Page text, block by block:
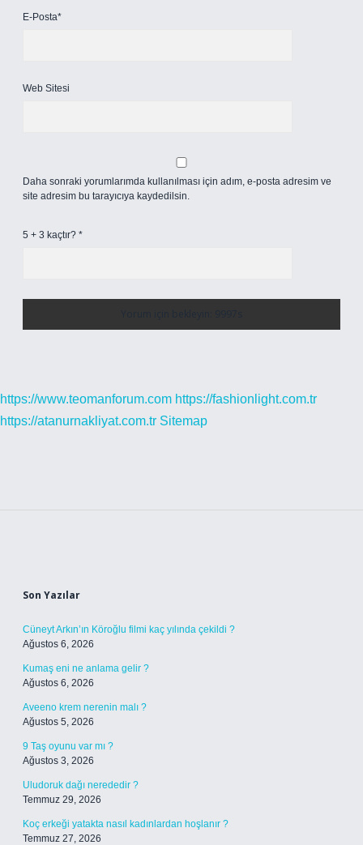
E-Posta*
Web Sitesi
Daha sonraki yorumlarımda kullanılması için adım, e-posta adresim ve
site adresim bu tarayıcıya kaydedilsin.
5 + 3 kaçtır? *
https://www.teomanforum.com https://fashionlight.com.tr
https://atanurnakliyat.com.tr Sitemap
Son Yazılar
Cüneyt Arkın’ın Köroğlu filmi kaç yılında çekildi ?
Ağustos 6, 2026
Kumaş eni ne anlama gelir ?
Ağustos 6, 2026
Aveeno krem nerenin malı ?
Ağustos 5, 2026
9 Taş oyunu var mı ?
Ağustos 3, 2026
Uludoruk dağı nerededir ?
Temmuz 29, 2026
Koç erkeği yatakta nasıl kadınlardan hoşlanır ?
Temmuz 27, 2026